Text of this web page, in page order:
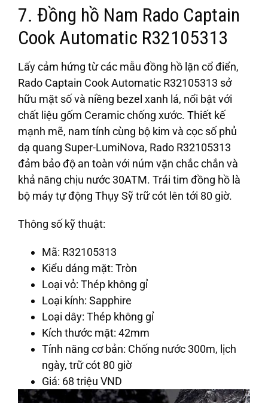
7. Đồng hồ Nam Rado Captain
Cook Automatic R32105313
Lấy cảm hứng từ các mẫu đồng hồ lặn cổ điển,
Rado Captain Cook Automatic R32105313 sở
hữu mặt số và niềng bezel xanh lá, nổi bật với
chất liệu gốm Ceramic chống xước. Thiết kế
mạnh mẽ, nam tính cùng bộ kim và cọc số phủ
dạ quang Super-LumiNova, Rado R32105313
đảm bảo độ an toàn với núm vặn chắc chắn và
khả năng chịu nước 30ATM. Trái tim đồng hồ là
bộ máy tự động Thụy Sỹ trữ cót lên tới 80 giờ.
Thông số kỹ thuật:
Mã: R32105313
Kiểu dáng mặt: Tròn
Loại vỏ: Thép không gỉ
Loại kính: Sapphire
Loại dây: Thép không gỉ
Kích thước mặt: 42mm
Tính năng cơ bản: Chống nước 300m, lịch
ngày, trữ cót 80 giờ
Giá: 68 triệu VND